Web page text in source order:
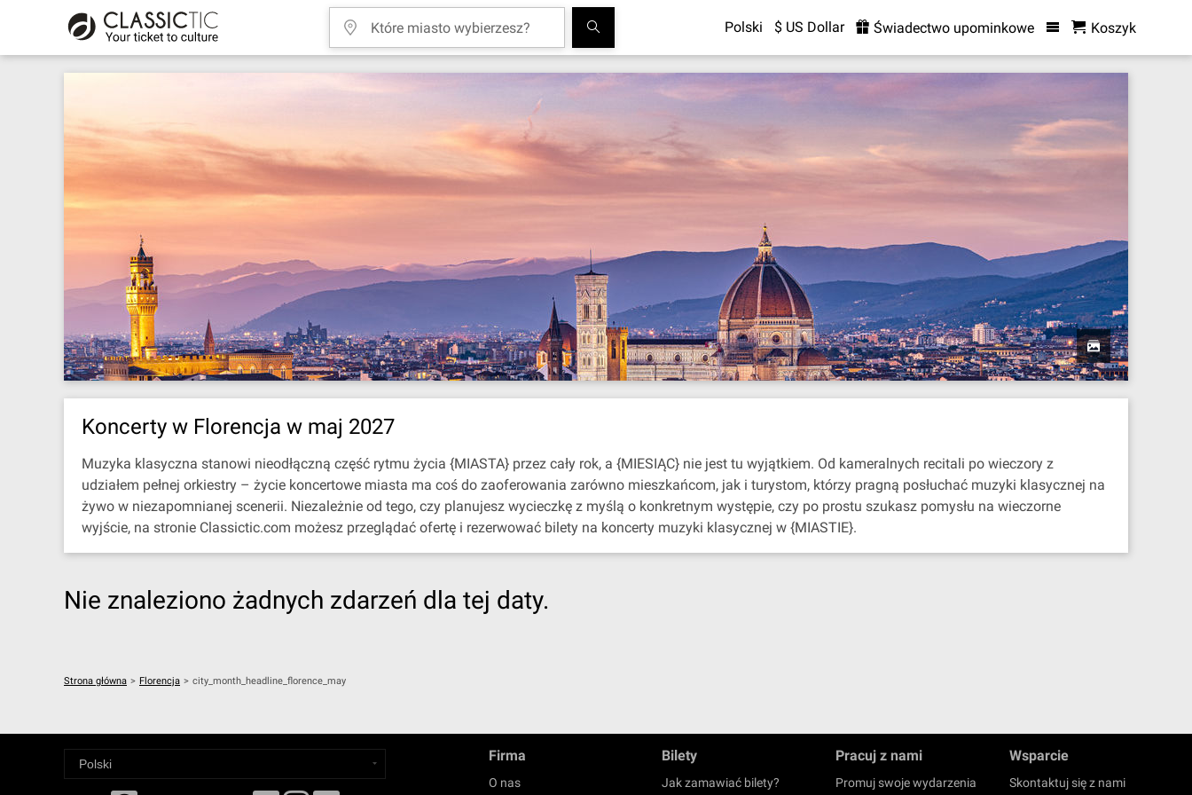
Polski $ US Dollar Świadectwo upominkowe Koszyk
Koncerty w Florencja w maj 2027
Muzyka klasyczna stanowi nieodłączną część rytmu życia {MIASTA} przez cały rok, a {MIESIĄC} nie jest tu wyjątkiem. Od kameralnych recitali po wieczory z
udziałem pełnej orkiestry – życie koncertowe miasta ma coś do zaoferowania zarówno mieszkańcom, jak i turystom, którzy pragną posłuchać muzyki klasycznej na
żywo w niezapomnianej scenerii. Niezależnie od tego, czy planujesz wycieczkę z myślą o konkretnym występie, czy po prostu szukasz pomysłu na wieczorne
wyjście, na stronie Classictic.com możesz przeglądać ofertę i rezerwować bilety na koncerty muzyki klasycznej w {MIASTIE}.
Nie znaleziono żadnych zdarzeń dla tej daty.
Strona główna > Florencja > city_month_headline_florence_may
Firma
O nas
Bilety
Jak zamawiać bilety?
Pracuj z nami
Promuj swoje wydarzenia
Wsparcie
Skontaktuj się z nami